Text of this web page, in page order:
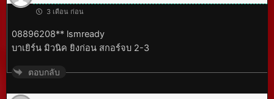
3 เดือน ก่อน
08896208** lsmready
บาเยิร์น มิวนิค ยิงก่อน สกอร์จบ 2-3
ตอบกลับ